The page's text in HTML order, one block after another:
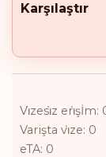
Karşılaştır
Vi̇zesi̇z eri̇şİm:
Varişta vi̇ze: 0
eTA: 0